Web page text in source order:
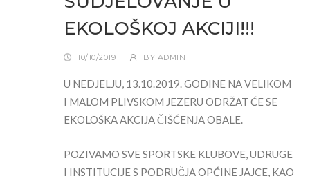
EKOLOŠKOJ AKCIJI!!!
10/10/2019 BY ADMIN
U NEDJELJU, 13.10.2019. GODINE NA VELIKOM
I MALOM PLIVSKOM JEZERU ODRŽAT ĆE SE
EKOLOŠKA AKCIJA ČIŠĆENJA OBALE.
POZIVAMO SVE SPORTSKE KLUBOVE, UDRUGE
I INSTITUCIJE S PODRUČJA OPĆINE JAJCE, KAO